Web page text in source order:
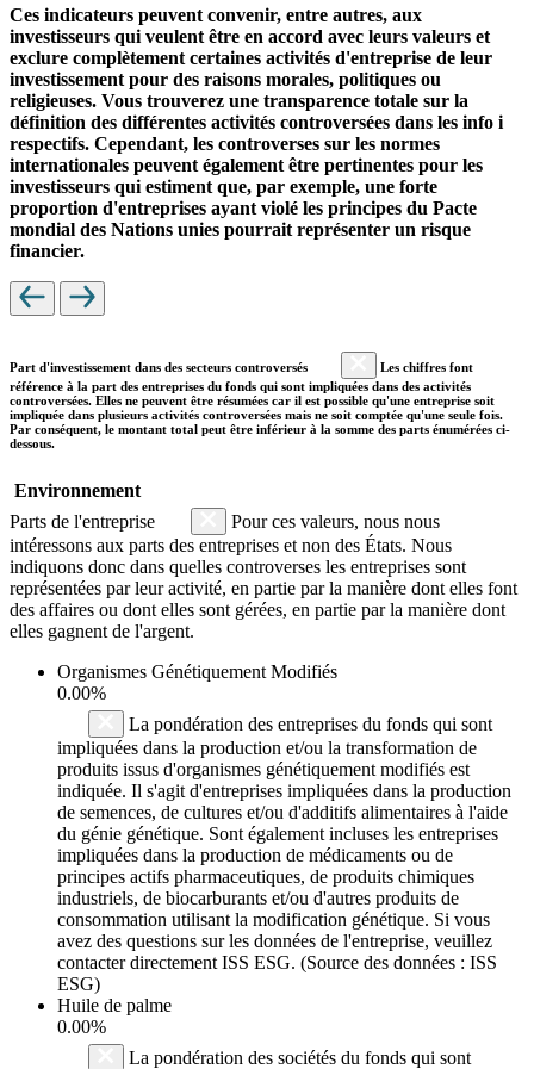
Ces indicateurs peuvent convenir, entre autres, aux
investisseurs qui veulent être en accord avec leurs valeurs et
exclure complètement certaines activités d'entreprise de leur
investissement pour des raisons morales, politiques ou
religieuses. Vous trouverez une transparence totale sur la
définition des différentes activités controversées dans les info i
respectifs. Cependant, les controverses sur les normes
internationales peuvent également être pertinentes pour les
investisseurs qui estiment que, par exemple, une forte
proportion d'entreprises ayant violé les principes du Pacte
mondial des Nations unies pourrait représenter un risque
financier.
Part d'investissement dans des secteurs controversés
Les chiffres font
référence à la part des entreprises du fonds qui sont impliquées dans des activités
controversées. Elles ne peuvent être résumées car il est possible qu'une entreprise soit
impliquée dans plusieurs activités controversées mais ne soit comptée qu'une seule fois.
Par conséquent, le montant total peut être inférieur à la somme des parts énumérées ci-
dessous.
Environnement
Parts de l'entreprise
Pour ces valeurs, nous nous
intéressons aux parts des entreprises et non des États. Nous
indiquons donc dans quelles controverses les entreprises sont
représentées par leur activité, en partie par la manière dont elles font
des affaires ou dont elles sont gérées, en partie par la manière dont
elles gagnent de l'argent.
Organismes Génétiquement Modifiés
0.00%
La pondération des entreprises du fonds qui sont
impliquées dans la production et/ou la transformation de
produits issus d'organismes génétiquement modifiés est
indiquée. Il s'agit d'entreprises impliquées dans la production
de semences, de cultures et/ou d'additifs alimentaires à l'aide
du génie génétique. Sont également incluses les entreprises
impliquées dans la production de médicaments ou de
principes actifs pharmaceutiques, de produits chimiques
industriels, de biocarburants et/ou d'autres produits de
consommation utilisant la modification génétique. Si vous
avez des questions sur les données de l'entreprise, veuillez
contacter directement ISS ESG. (Source des données : ISS
ESG)
Huile de palme
0.00%
La pondération des sociétés du fonds qui sont